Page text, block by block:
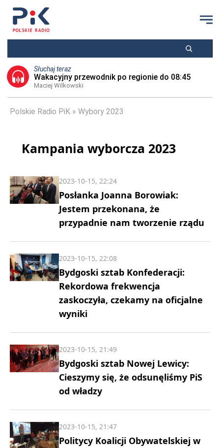
Słuchaj teraz
Wakacyjny przewodnik po regionie do 08:45
Maciej Wilkowski
Polskie Radio PiK Wybory 2023
Kampania wyborcza 2023
Posłanka Joanna Borowiak:
Jestem przekonana, że
przypadnie nam tworzenie rządu
2023-10-15, 22:24
Bydgoski sztab Konfederacji:
Rekordowa frekwencja
zaskoczyła, czekamy na oficjalne
wyniki
2023-10-15, 22:08
Bydgoski sztab Nowej Lewicy:
Cieszymy się, że odsunęliśmy PiS
od władzy
2023-10-15, 21:49
Politycy Koalicji Obywatelskiej w
2023-10-15, 21:47